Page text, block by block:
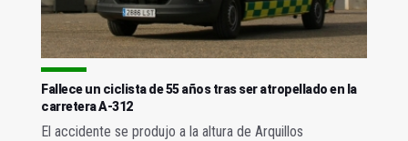
Fallece un ciclista de 55 años tras ser atropellado en la
carretera A-312
El accidente se produjo a la altura de Arquillos